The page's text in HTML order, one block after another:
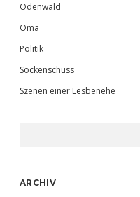
Odenwald
Oma
Politik
Sockenschuss
Szenen einer Lesbenehe
ARCHIV